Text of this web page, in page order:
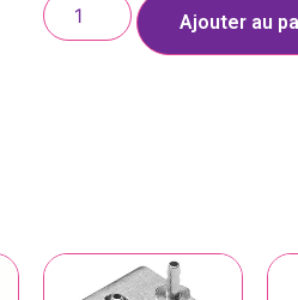
Ajouter au